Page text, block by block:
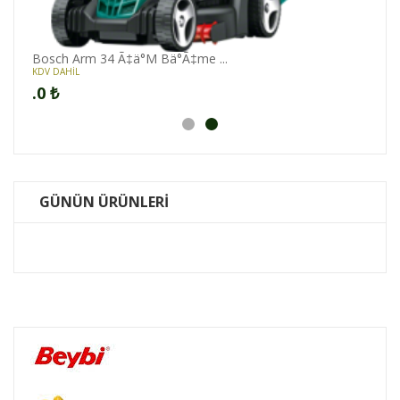
Bosch Arm 34 Ã‡ä°M Bä°Ã‡me ...
KDV DAHİL
.0 ₺
GÜNÜN ÜRÜNLERİ